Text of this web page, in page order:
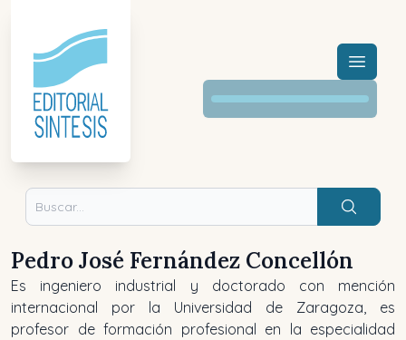
Menú
Buscar
Pedro José Fernández Concellón
Es ingeniero industrial y doctorado con mención
internacional por la Universidad de Zaragoza, es
profesor de formación profesional en la especialidad